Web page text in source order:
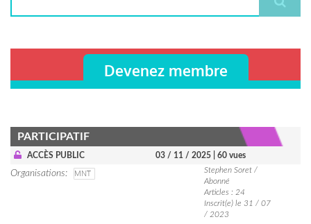
Devenez membre
PARTICIPATIF
ACCÈS PUBLIC 03 / 11 / 2025 | 60 vues
Organisations MNT
Stephen Soret /
Abonné
Articles : 24
Inscrit(e) le 31 / 07
/ 2023